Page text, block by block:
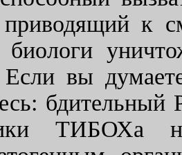
приводящий к
биологи
Если вы
бдительный
ТИБОХа